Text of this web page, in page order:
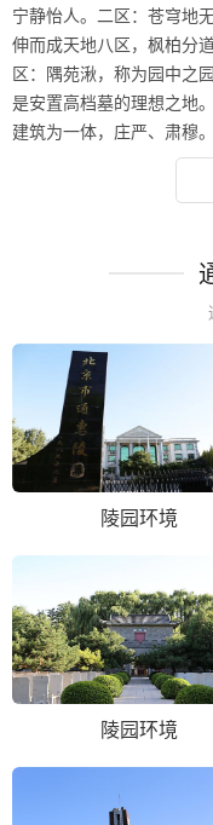
宁静怡人。二区：苍穹地
伸而成天地八区，枫柏分
区：隅苑湫，称为园中之
是安置高档墓的理想之地
建筑为一体，庄严、肃穆。
陵园环境
陵园环境